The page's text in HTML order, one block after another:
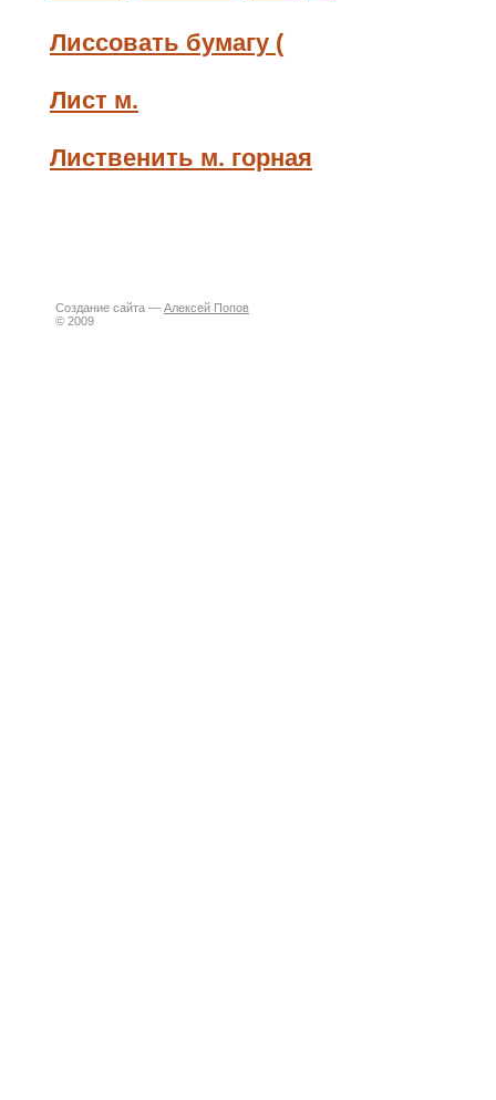
Лиссовать бумагу (
Лист м.
Лиственить м. горная
Создание сайта — Алексей Попов
© 2009